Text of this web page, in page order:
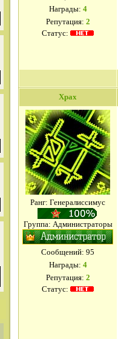
Награды: 4
Репутация: 2
Статус:
Xpax
Ранг: Генералиссимус
Группа: Администраторы
Сообщений: 95
Награды: 4
Репутация: 2
Статус: